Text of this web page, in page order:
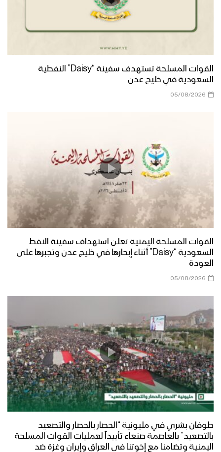
القوات المسلحة تستهدف سفينة “Daisy” النفطية
السعودية في خليج عدن
05/08/2026
القوات المسلحة اليمنية تعلن استهداف سفينة النفط
السعودية “Daisy” أثناء إبحارها في خليج عدن وتجبرها على
العودة
05/08/2026
طوفان بشري في مليونية “الحصار بالحصار والتصعيد
بالتصعيد” بالعاصمة صنعاء تأييداً لعمليات القوات المسلحة
اليمنية وتضامنا مع إخوتنا في العراق وإيران وغزة ضد